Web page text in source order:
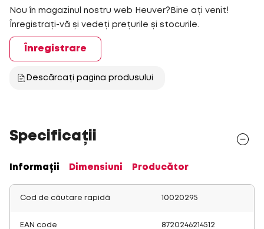
Nou în magazinul nostru web Heuver?Bine ați venit!
Înregistrați-vă și vedeți prețurile și stocurile.
Înregistrare
Descărcați pagina produsului
Specificații
Informații Dimensiuni Producător
Cod de căutare rapidă 10020295
EAN code 8720246214512